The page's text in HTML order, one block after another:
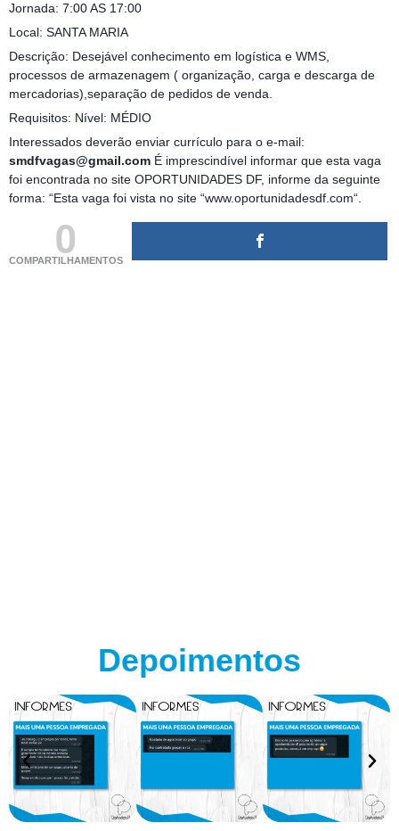
Jornada: 7:00 AS 17:00
Local: SANTA MARIA
Descrição: Desejável conhecimento em logística e WMS,
processos de armazenagem ( organização, carga e descarga de
mercadorias),separação de pedidos de venda.
Requisitos: Nível: MÉDIO
Interessados deverão enviar currículo para o e-mail:
smdfvagas@gmail.com É imprescindível informar que esta vaga
foi encontrada no site OPORTUNIDADES DF, informe da seguinte
forma: “Esta vaga foi vista no site “www.oportunidadesdf.com“.
0
COMPARTILHAMENTOS
Depoimentos